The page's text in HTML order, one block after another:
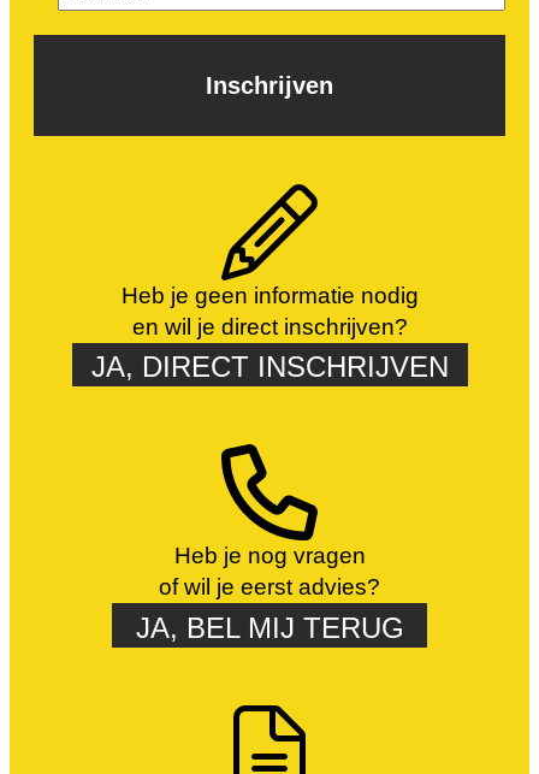
Heb je geen informatie nodig
en wil je direct inschrijven?
JA, DIRECT INSCHRIJVEN
Heb je nog vragen
of wil je eerst advies?
JA, BEL MIJ TERUG